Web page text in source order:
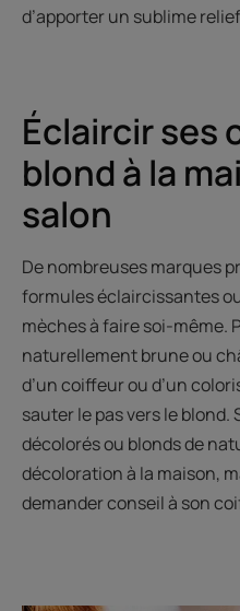
d’apporter un sublime
Éclaircir ses
blond à la
salon
De nombreuses marques
formules éclaircissantes
mèches à faire soi-même.
naturellement brune ou
d’un coiffeur ou d’un
sauter le pas vers le blond.
décolorés ou blonds de
décoloration à la maison,
demander conseil à son